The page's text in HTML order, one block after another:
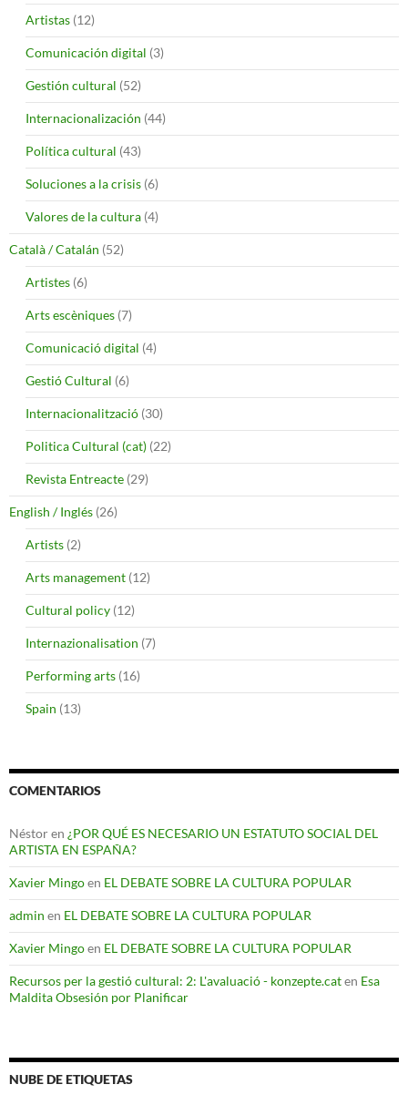
Artistas (12)
Comunicación digital (3)
Gestión cultural (52)
Internacionalización (44)
Política cultural (43)
Soluciones a la crisis (6)
Valores de la cultura (4)
Català / Catalán (52)
Artistes (6)
Arts escèniques (7)
Comunicació digital (4)
Gestió Cultural (6)
Internacionalització (30)
Politica Cultural (cat) (22)
Revista Entreacte (29)
English / Inglés (26)
Artists (2)
Arts management (12)
Cultural policy (12)
Internazionalisation (7)
Performing arts (16)
Spain (13)
COMENTARIOS
Néstoren ¿POR QUÉ ES NECESARIO UN ESTATUTO SOCIAL DEL
ARTISTA EN ESPAÑA?
Xavier Mingoen EL DEBATE SOBRE LA CULTURA POPULAR
admin en EL DEBATE SOBRE LA CULTURA POPULAR
Xavier Mingoen EL DEBATE SOBRE LA CULTURA POPULAR
Recursos per la gestió cultural: 2: L'avaluació - konzepte.caten Esa
Maldita Obsesión por Planificar
NUBE DE ETIQUETAS